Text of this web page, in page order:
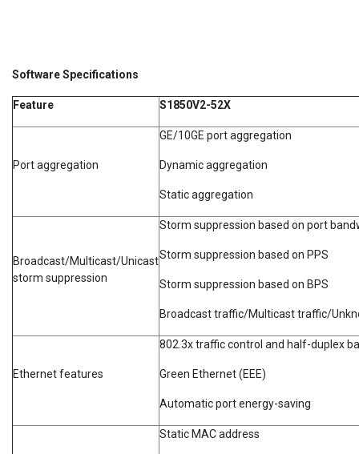
Software Specifications
Feature S1850V2-52X
Port aggregation
GE/10GE port aggregation
Dynamic aggregation
Static aggregation
Broadcast/Multicast/Unicast
storm suppression
Storm suppression based on port
Storm suppression based on PPS
Storm suppression based on BPS
Broadcast traffic/Multicast traffic/
Ethernet features
802.3x traffic control and half-duplex
Green Ethernet (EEE)
Automatic port energy-saving
Static MAC address